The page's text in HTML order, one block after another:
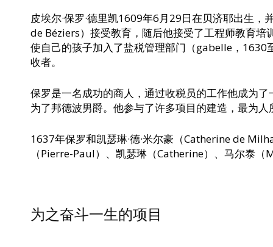
皮埃尔·保罗·德里凯1609年6月29日在贝济耶出生
de Béziers）接受教育，随后他接受了工程师教育
使自己的孩子加入了盐税管理部门（gabelle，
收者。
保罗是一名成功的商人，通过收税员的工作他成为
为了邦德波男爵。他参与了许多项目的建造，最为
1637年保罗和凯瑟琳·德·米尔豪（Catherine de
（Pierre-Paul）、凯瑟琳（Catherine）、马尔泰
为之奋斗一生的项目